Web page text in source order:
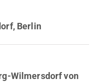
Berlin
Wilmersdorf von